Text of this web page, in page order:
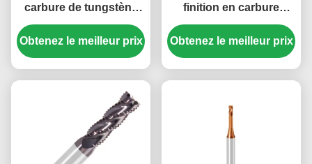
carbure de tungstène
pour l'aluminium, l'acier,
l'acier au carbone,
l'acier allié, l'acier
Obtenez le meilleur prix
finition en carbure
revêtu pour acier, acier
dur, moulin de coupe de
rayon de carbure de fer
Obtenez le meilleur prix